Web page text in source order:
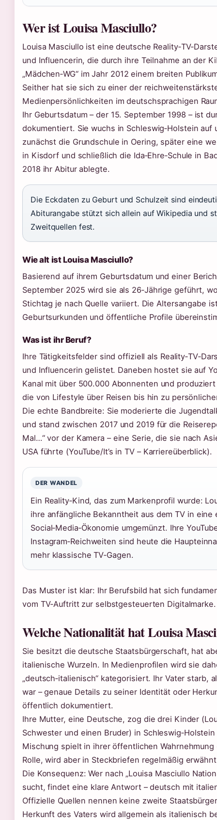
Wer ist Louisa Masciullo?
Louisa Masciullo ist eine deutsche
und Influencerin, die durch ihre Teilnahme an der
„Mädchen‑WG“ im Jahr 2012 einem breiten
Seither hat sie sich zu einer der
Medienpersönlichkeiten im deutschsprachigen
Ihr Geburtsdatum – der 15. September 1998 – ist
dokumentiert. Sie wuchs in Schleswig‑Holstein auf
zunächst die Grundschule in Oering, später eine
in Kisdorf und schließlich die Ida‑Ehre‑Schule in
2018 ihr Abitur ablegte.
Die Eckdaten zu Geburt und Schulzeit sind
Abiturangabe stützt sich allein auf Wikipedia und
Zweitquellen fest.
Wie alt ist Louisa Masciullo?
Basierend auf ihrem Geburtsdatum und einer
September 2025 wird sie als 26‑Jährige geführt,
Stichtag je nach Quelle variiert. Die Altersangabe
Geburtsurkunden und öffentliche Profile
Was ist ihr Beruf?
Ihre Tätigkeitsfelder sind offiziell als
und Influencerin gelistet. Daneben hostet sie auf
Kanal mit über 500.000 Abonnenten und
die von Lifestyle über Reisen bis hin zu
Die echte Bandbreite: Sie moderierte die
und stand zwischen 2017 und 2019 für die
Mal…“ vor der Kamera – eine Serie, die sie nach
USA führte (YouTube/It’s in TV – Karriereüberblick).
DER WANDEL
Ein Reality‑Kind, das zum Markenprofil wurde:
ihre anfängliche Bekanntheit aus dem TV in eine
Social‑Media‑Ökonomie umgemünzt. Ihre
Instagram‑Reichweiten sind heute die
mehr klassische TV‑Gagen.
Das Muster ist klar: Ihr Berufsbild hat sich
vom TV‑Auftritt zur selbstgesteuerten Digitalmarke.
Welche Nationalität hat Louisa
Sie besitzt die deutsche Staatsbürgerschaft, hat
italienische Wurzeln. In Medienprofilen wird sie
„deutsch‑italienisch“ kategorisiert. Ihr Vater starb,
war – genaue Details zu seiner Identität oder
öffentlich dokumentiert.
Ihre Mutter, eine Deutsche, zog die drei Kinder
Schwester und einen Bruder) in
Mischung spielt in ihrer öffentlichen
Rolle, wird aber in Steckbriefen regelmäßig
Die Konsequenz: Wer nach „Louisa Masciullo
sucht, findet eine klare Antwort – deutsch mit
Offizielle Quellen nennen keine zweite
Herkunft des Vaters wird allgemein als italienisch